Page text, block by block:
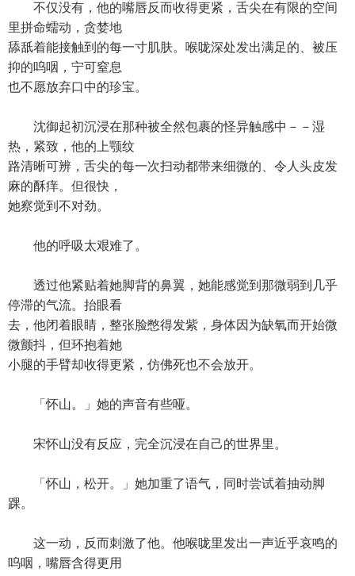
不仅没有，他的嘴唇反而收得更紧，舌尖在有限的空间
里拼命蠕动，贪婪地
舔舐着能接触到的每一寸肌肤。喉咙深处发出满足的、被压
抑的呜咽，宁可窒息
也不愿放弃口中的珍宝。
沈御起初沉浸在那种被全然包裹的怪异触感中－－湿
热，紧致，他的上颚纹
路清晰可辨，舌尖的每一次扫动都带来细微的、令人头皮发
麻的酥痒。但很快，
她察觉到不对劲。
他的呼吸太艰难了。
透过他紧贴着她脚背的鼻翼，她能感觉到那微弱到几乎
停滞的气流。抬眼看
去，他闭着眼睛，整张脸憋得发紫，身体因为缺氧而开始微
微颤抖，但环抱着她
小腿的手臂却收得更紧，仿佛死也不会放开。
「怀山。」她的声音有些哑。
宋怀山没有反应，完全沉浸在自己的世界里。
「怀山，松开。」她加重了语气，同时尝试着抽动脚
踝。
这一动，反而刺激了他。他喉咙里发出一声近乎哀鸣的
呜咽，嘴唇含得更用